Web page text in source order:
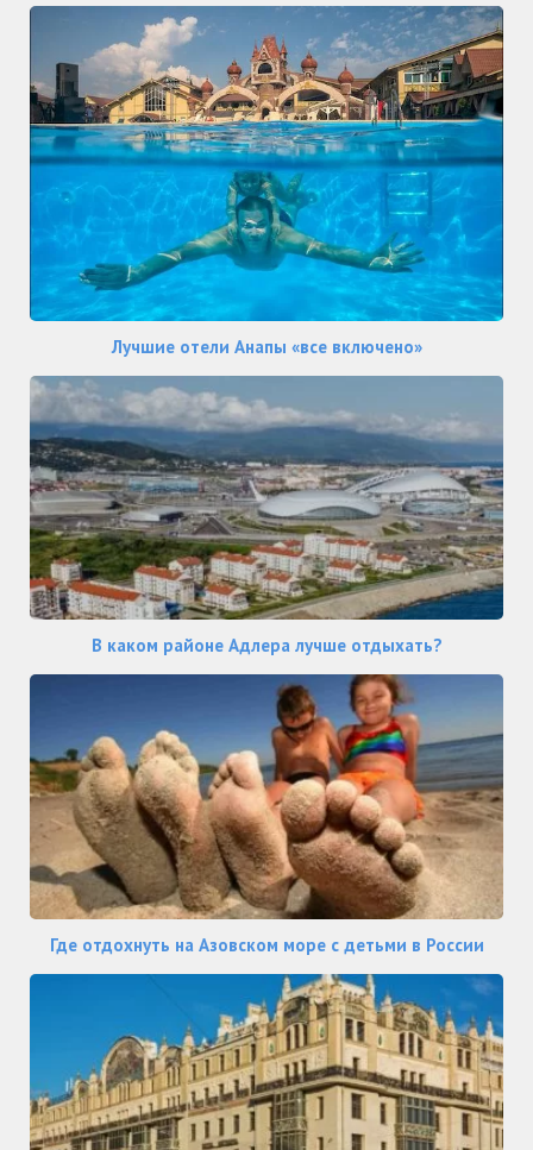
Лучшие отели Анапы «все включено»
В каком районе Адлера лучше отдыхать?
Где отдохнуть на Азовском море с детьми в России